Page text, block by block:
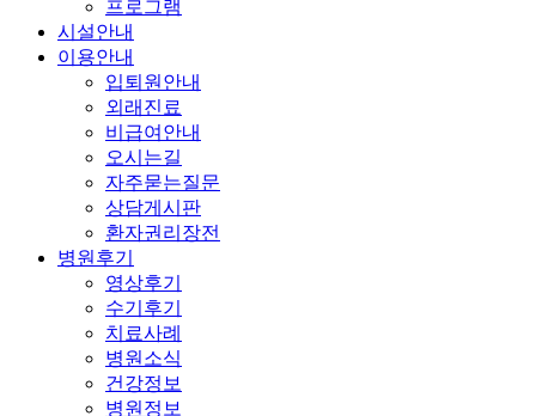
프로그램
시설안내
이용안내
입퇴원안내
외래진료
비급여안내
오시는길
자주묻는질문
상담게시판
환자권리장전
병원후기
영상후기
수기후기
치료사례
병원소식
건강정보
병원정보